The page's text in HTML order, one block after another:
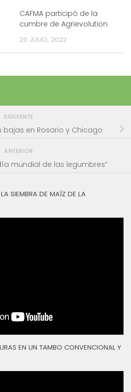
CAFMA participó de la
cumbre de Agrievolution
20 JULIO, 2022
SIGUIENTE
bajas en Rosario y Chicago
ANTERIOR
mundial de las legumbres”
SIEMBRA DE MAÍZ DE LA
EN UN TAMBO CONVENCIONAL Y